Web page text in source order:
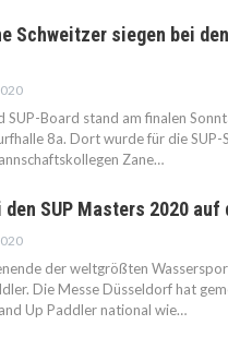
Schweitzer siegen bei
SUP-Board stand am finalen
8a. Dort wurde für die SUP-
Zane…
SUP Masters 2020
der weltgrößten
Die Messe Düsseldorf hat
Up Paddler national wie…